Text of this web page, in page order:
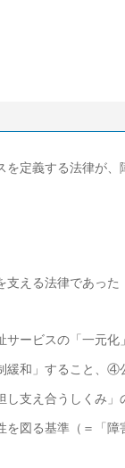
定義する法律が、
える法律であっ
ービスの「一元
和」すること、④
支え合うしくみ
図る基準（＝「